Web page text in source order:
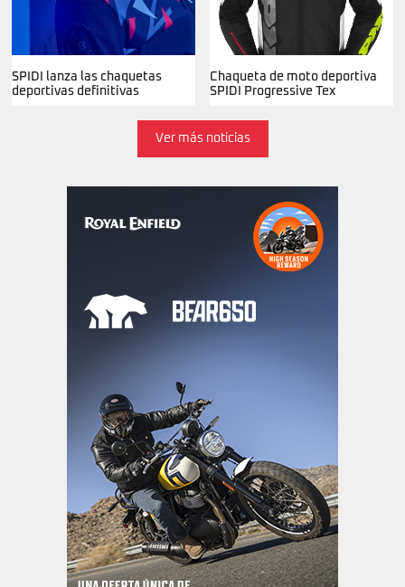
SPIDI lanza las chaquetas
deportivas definitivas
Chaqueta de moto deportiva
SPIDI Progressive Tex
Ver más noticias